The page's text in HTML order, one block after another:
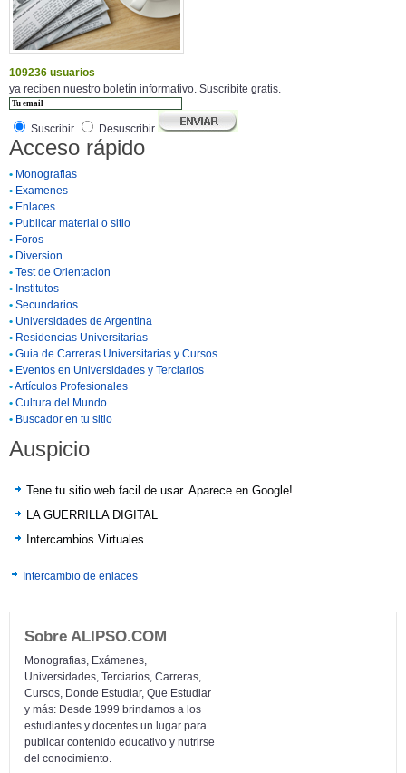
109236 usuarios
ya reciben nuestro boletín informativo. Suscribite gratis.
Suscribir Desuscribir
Acceso rápido
• Monografias
• Examenes
• Enlaces
• Publicar material o sitio
• Foros
• Diversion
• Test de Orientacion
• Institutos
• Secundarios
• Universidades de Argentina
• Residencias Universitarias
• Guia de Carreras Universitarias y Cursos
• Eventos en Universidades y Terciarios
•Artículos Profesionales
• Cultura del Mundo
• Buscador en tu sitio
Auspicio
Tene tu sitio web facil de usar. Aparece en Google!
LA GUERRILLA DIGITAL
Intercambios Virtuales
Intercambio de enlaces
Sobre ALIPSO.COM
Monografias, Exámenes,
Universidades, Terciarios, Carreras,
Cursos, Donde Estudiar, Que Estudiar
y más: Desde 1999 brindamos a los
estudiantes y docentes un lugar para
publicar contenido educativo y nutrirse
del conocimiento.